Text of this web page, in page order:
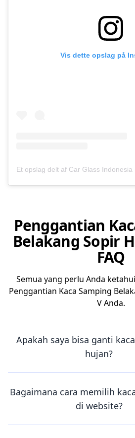
Vis dette opslag på
Penggantian
Belakang Sopir
FAQ
Semua yang perlu Anda
Penggantian Kaca Samping
V Anda.
Apakah saya bisa ganti
hujan?
Bagaimana cara memilih
di website?